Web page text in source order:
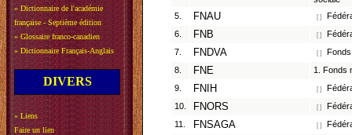
» Dictionnaire de l'académie
française - Septième édition
» Glossaire franco-canadien
» Dictionnaire Français-Anglais
DIVERS
» Liens
Faire un lien
5.
FNAU [ ]
6.
FNB [ ]
7.
FNDVA [ ]
8.
FNE
1. Fonds
9.
FNIH [ ]
10.
FNORS [ ]
11.
FNSAGA [ ]